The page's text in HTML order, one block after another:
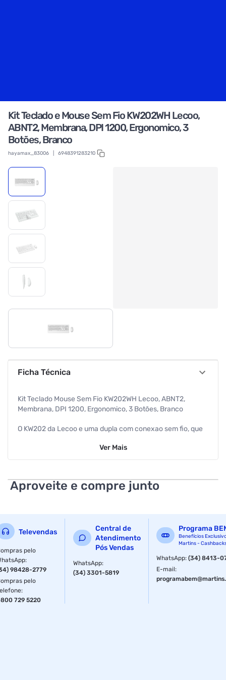
Kit Teclado e Mouse Sem Fio KW202WH Lecoo,
ABNT2, Membrana, DPI 1200, Ergonomico, 3
Botões, Branco
hayamax_83006 6948391283210
Ficha Técnica
Kit Teclado Mouse Sem Fio KW202WH Lecoo, ABNT2,
Membrana, DPI 1200, Ergonomico, 3 Botões, Branco
O KW202 da Lecoo e uma dupla com conexao sem fio, que
respingo, teclas altas e layout ABNT2, o teclado foi
diversas pegadas. A conexao desse combo e facil e rapida,
por meio do receptor nano USB.
Caracteristica:
Marca: Lecoo
Modelo: KW202WH
Especificações:
Ver Mais
Aproveite e compre junto
Televendas
pelo
:
98428-2779
pelo
:
729 5220
Central de
Atendimento
Pós Vendas
WhatsApp:
(34) 3301-5819
Programa
Benefícios
Martins -
WhatsApp:(34) 8413-
E-mail: